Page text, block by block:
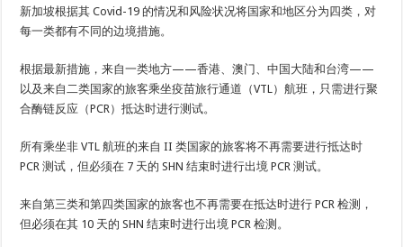
新加坡根据其 Covid-19 的情况和风险状况将国家和地区分为四类，对
每一类都有不同的边境措施。
根据最新措施，来自一类地方——香港、澳门、中国大陆和台湾——
以及来自二类国家的旅客乘坐疫苗旅行通道（VTL）航班，只需进行聚
合酶链反应（PCR）抵达时进行测试。
所有乘坐非 VTL 航班的来自 II 类国家的旅客将不再需要进行抵达时
PCR 测试，但必须在 7 天的 SHN 结束时进行出境 PCR 测试。
来自第三类和第四类国家的旅客也不再需要在抵达时进行 PCR 检测，
但必须在其 10 天的 SHN 结束时进行出境 PCR 检测。